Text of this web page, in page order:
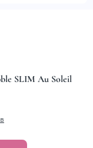
SLIM Au Soleil